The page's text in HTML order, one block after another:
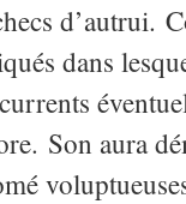
d’autrui.
dans
Son aura